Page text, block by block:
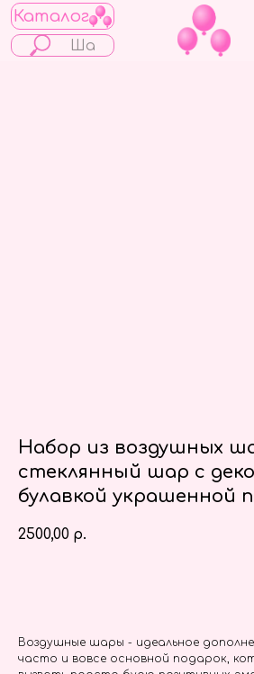
Каталог
Набор из воздушных
стеклянный шар с
булавкой украшенной
2500,00 р.
Воздушные шары - идеальное
часто и вовсе основной подарок,